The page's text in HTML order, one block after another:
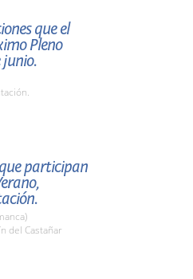
que el
Pleno
junio.
participan
del Castañar